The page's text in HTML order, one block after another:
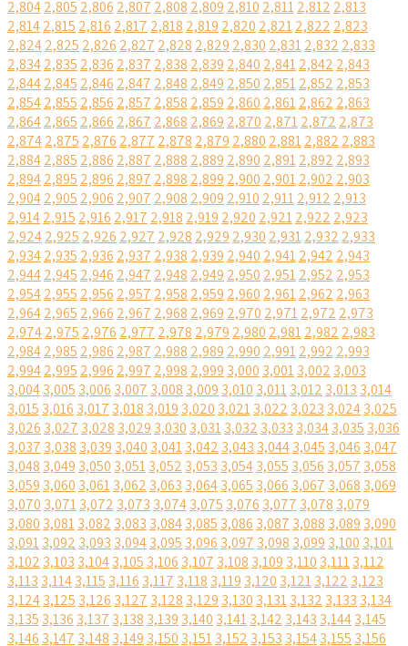
2,8042,805 2,806 2,807 2,808 2,809 2,810 2,8112,812 2,813
2,8142,815 2,816 2,817 2,818 2,819 2,820 2,8212,822 2,823
2,8242,825 2,826 2,827 2,828 2,829 2,830 2,8312,832 2,833
2,8342,835 2,836 2,837 2,838 2,839 2,840 2,8412,842 2,843
2,8442,845 2,846 2,847 2,848 2,849 2,850 2,8512,852 2,853
2,8542,855 2,856 2,857 2,858 2,859 2,860 2,8612,862 2,863
2,8642,865 2,866 2,867 2,868 2,869 2,870 2,8712,872 2,873
2,8742,875 2,876 2,877 2,878 2,879 2,880 2,8812,882 2,883
2,8842,885 2,886 2,887 2,888 2,889 2,890 2,8912,892 2,893
2,8942,895 2,896 2,897 2,898 2,899 2,900 2,9012,902 2,903
2,9042,905 2,906 2,907 2,908 2,909 2,910 2,9112,912 2,913
2,9142,915 2,916 2,917 2,918 2,919 2,920 2,9212,922 2,923
2,9242,925 2,926 2,927 2,928 2,929 2,930 2,9312,932 2,933
2,9342,935 2,936 2,937 2,938 2,939 2,940 2,9412,942 2,943
2,9442,945 2,946 2,947 2,948 2,949 2,950 2,9512,952 2,953
2,9542,955 2,956 2,957 2,958 2,959 2,960 2,9612,962 2,963
2,9642,965 2,966 2,967 2,968 2,969 2,970 2,9712,972 2,973
2,9742,975 2,976 2,977 2,978 2,979 2,980 2,9812,982 2,983
2,9842,985 2,986 2,987 2,988 2,989 2,990 2,9912,992 2,993
2,9942,995 2,996 2,997 2,998 2,999 3,000 3,0013,002 3,003
3,0043,005 3,006 3,007 3,008 3,009 3,010 3,0113,012 3,013 3,014
3,015 3,016 3,017 3,018 3,019 3,020 3,0213,022 3,023 3,0243,025
3,026 3,027 3,028 3,029 3,030 3,0313,032 3,033 3,0343,035 3,036
3,037 3,038 3,039 3,040 3,0413,042 3,043 3,0443,045 3,046 3,047
3,048 3,049 3,050 3,0513,052 3,053 3,0543,055 3,056 3,057 3,058
3,059 3,060 3,0613,062 3,063 3,0643,065 3,066 3,067 3,068 3,069
3,070 3,0713,072 3,073 3,0743,075 3,076 3,077 3,078 3,079
3,080 3,0813,082 3,083 3,0843,085 3,086 3,087 3,088 3,089 3,090
3,0913,092 3,093 3,0943,095 3,096 3,097 3,098 3,099 3,100 3,101
3,102 3,103 3,1043,105 3,106 3,107 3,108 3,109 3,110 3,1113,112
3,113 3,1143,115 3,116 3,117 3,118 3,119 3,120 3,1213,122 3,123
3,1243,125 3,126 3,127 3,128 3,129 3,130 3,1313,132 3,133 3,134
3,135 3,136 3,137 3,138 3,139 3,140 3,1413,142 3,143 3,1443,145
3,146 3,147 3,148 3,149 3,150 3,1513,152 3,153 3,1543,155 3,156